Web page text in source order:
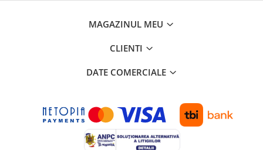
MAGAZINUL MEU
CLIENTI
DATE COMERCIALE